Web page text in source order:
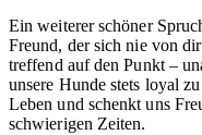
Ein weiterer schöner
Freund, der sich nie von
treffend auf den Punkt –
unsere Hunde stets loyal
Leben und schenkt uns
schwierigen Zeiten.